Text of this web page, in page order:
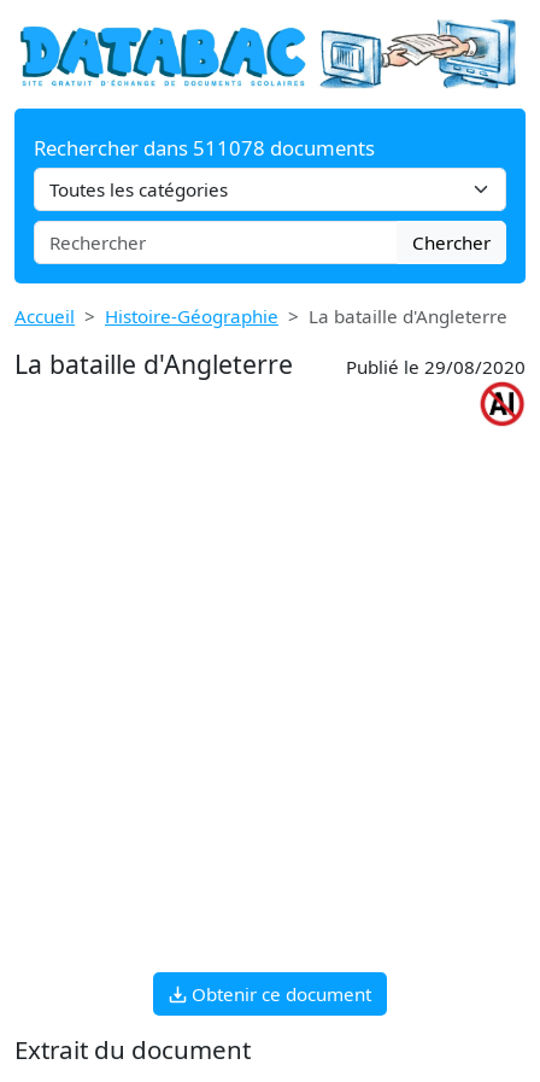
Rechercher dans 511078 documents
Chercher
Accueil Histoire-Géographie La bataille d'Angleterre
La bataille d'Angleterre Publié le 29/08/2020
Obtenir ce document
Extrait du document